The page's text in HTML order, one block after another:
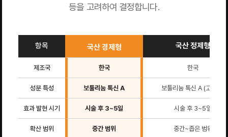
등을 고려하여 결정합니다.
항목 국산 경제형 국산 정제형
제조국 한국 한국
성분 특성 보툴리눔 톡신 A 보툴리눔 톡신 A (고순도)
효과 발현 시기 시술 후 3~5일 시술 후 3~5일
확산 범위 중간 범위 중간~좁은 범위